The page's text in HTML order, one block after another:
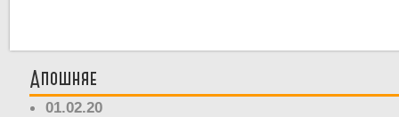
Апошняе
01.02.20